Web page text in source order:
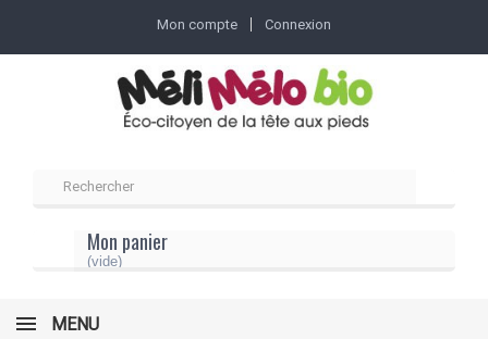
Mon compte Connexion
Mon panier
(vide)
MENU